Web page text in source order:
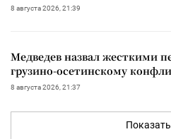
8 августа 2026, 21:39
Медведев назвал жесткими
грузино-осетинскому
8 августа 2026, 21:37